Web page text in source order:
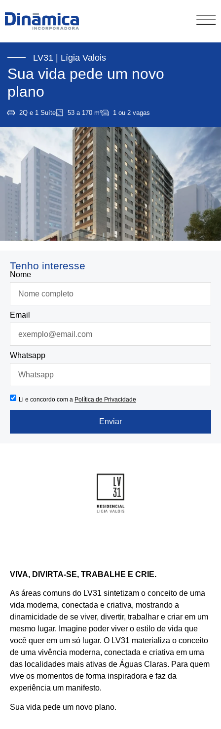
LV31 | Lígia Valois
Sua vida pede um novo
plano
2Q e 1 Suíte 53 a 170 m² 1 ou 2 vagas
Tenho interesse
Nome
Email
Whatsapp
Li e concordo com a Política de Privacidade
Enviar
VIVA, DIVIRTA-SE, TRABALHE E CRIE.
As áreas comuns do LV31 sintetizam o conceito de uma
vida moderna, conectada e criativa, mostrando a
dinamicidade de se viver, divertir, trabalhar e criar em um
mesmo lugar. Imagine poder viver o estilo de vida que
você quer em um só lugar. O LV31 materializa o conceito
de uma vivência moderna, conectada e criativa em uma
das localidades mais ativas de Águas Claras. Para quem
vive os momentos de forma inspiradora e faz da
experiência um manifesto.
Sua vida pede um novo plano.